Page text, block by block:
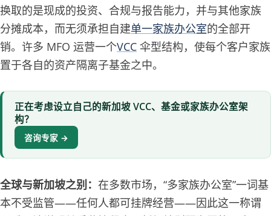
换取的是现成的投资、合规与报告能力，并与其他家族
分摊成本，而无须承担自建单一家族办公室的全部开
销。许多 MFO 运营一个VCC 伞型结构，使每个客户家族
置于各自的资产隔离子基金之中。
正在考虑设立自己的新加坡 VCC、基金或家族办公室架
构？
咨询专家 →
全球与新加坡之别： 在多数市场，“多家族办公室”一词基
本不受监管——任何人都可挂牌经营——因此这一称谓